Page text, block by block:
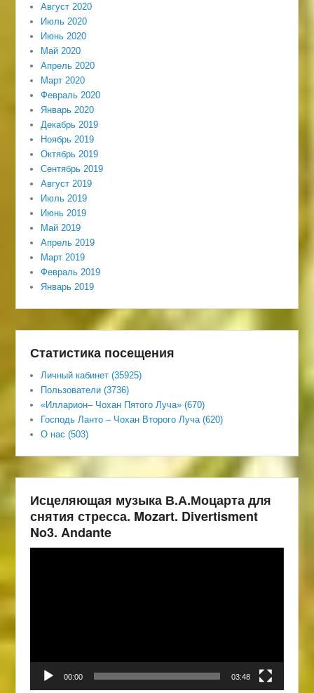
Август 2020
Июль 2020
Июнь 2020
Май 2020
Апрель 2020
Март 2020
Февраль 2020
Январь 2020
Декабрь 2019
Ноябрь 2019
Октябрь 2019
Сентябрь 2019
Август 2019
Июль 2019
Июнь 2019
Май 2019
Апрель 2019
Март 2019
Февраль 2019
Январь 2019
Статистика посещения
Личный кабинет (35925)
Пользователи (3736)
«Илларион– Чохан Пятого Луча» (670)
Господь Ланто – Чохан Второго Луча (620)
О нас (503)
Исцеляющая музыка В.А.Моцарта для
снятия стресса. Mozart. Divertisment
No3. Andante
00:00 03:48